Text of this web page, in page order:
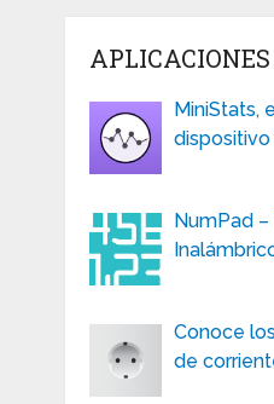
MiniStats,
dispositivo
NumPad
Conoce
de